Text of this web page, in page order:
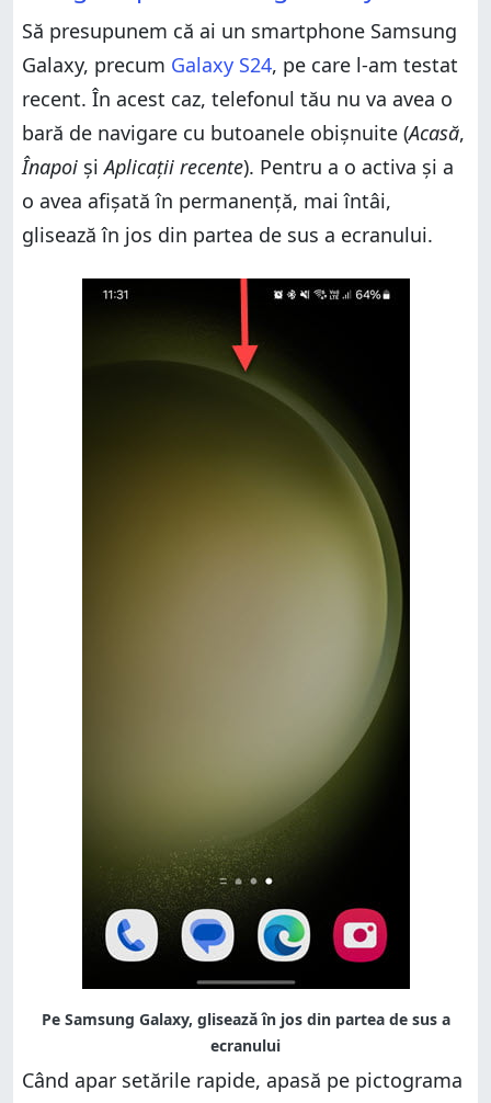
Să presupunem că ai un smartphone Samsung
Galaxy, precum Galaxy S24, pe care l-am testat
recent. În acest caz, telefonul tău nu va avea o
bară de navigare cu butoanele obișnuite (Acasă,
Înapoi șiAplicații recente). Pentru a o activa și a
o avea afișată în permanență, mai întâi,
glisează în jos din partea de sus a ecranului.
Când apar setările rapide, apasă pe pictograma